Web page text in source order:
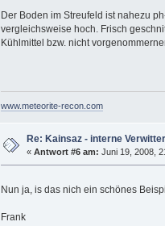
Der Boden im Streufeld ist nahezu
vergleichsweise hoch. Frisch
Kühlmittel bzw. nicht
www.meteorite-recon.com
Re: Kainsaz - interne
« Antwort #6 am: Juni 19, 2008,
Nun ja, is das nich ein schönes
Frank